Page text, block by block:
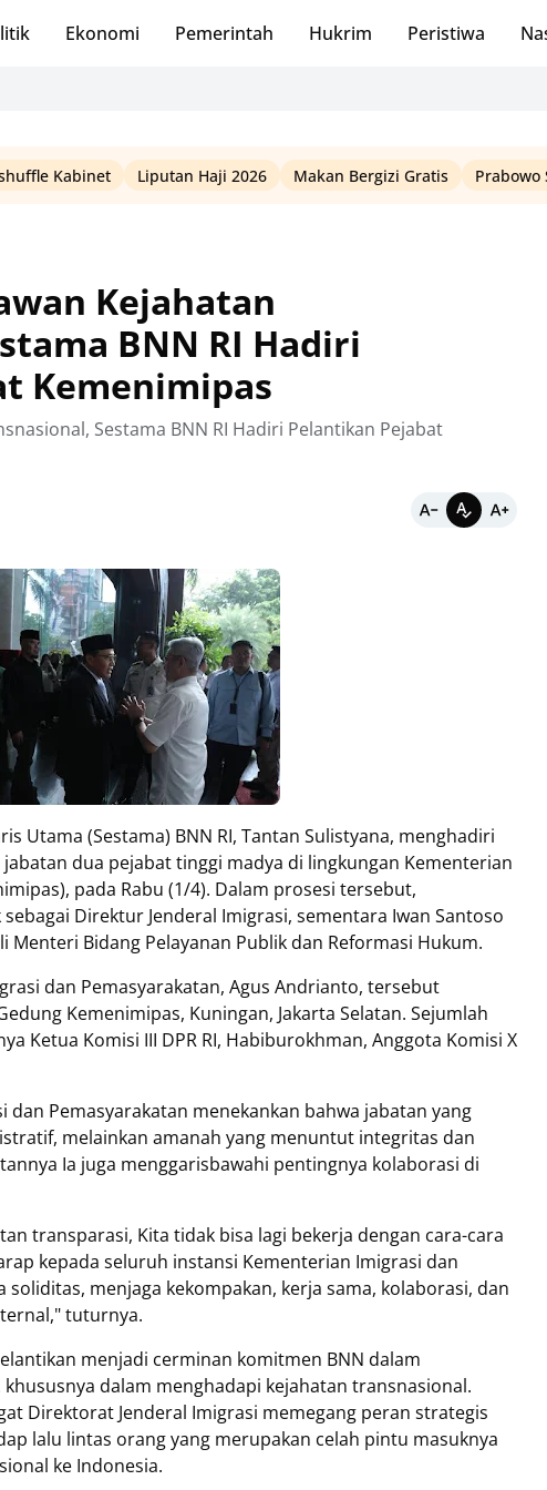
Ekonomi Pemerintah Hukrim Peristiwa
Kabinet Liputan Haji 2026 Makan Bergizi Gratis Prabowo
Kejahatan
BNN RI Hadiri
Kemenimipas
Sestama BNN RI Hadiri Pelantikan Pejabat
Utama (Sestama) BNN RI, Tantan Sulistyana, menghadiri
dua pejabat tinggi madya di lingkungan Kementerian
pada Rabu (1/4). Dalam prosesi tersebut,
Direktur Jenderal Imigrasi, sementara Iwan Santoso
Menteri Bidang Pelayanan Publik dan Reformasi Hukum.
dan Pemasyarakatan, Agus Andrianto, tersebut
Kemenimipas, Kuningan, Jakarta Selatan. Sejumlah
Ketua Komisi III DPR RI, Habiburokhman, Anggota Komisi X
Pemasyarakatan menekankan bahwa jabatan yang
melainkan amanah yang menuntut integritas dan
Ia juga menggarisbawahi pentingnya kolaborasi di
transparasi, Kita tidak bisa lagi bekerja dengan cara-cara
kepada seluruh instansi Kementerian Imigrasi dan
menjaga kekompakan, kerja sama, kolaborasi, dan
tuturnya.
menjadi cerminan komitmen BNN dalam
dalam menghadapi kejahatan transnasional.
Direktorat Jenderal Imigrasi memegang peran strategis
lalu lintas orang yang merupakan celah pintu masuknya
ke Indonesia.